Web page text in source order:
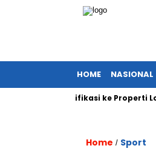
HOME NASIONAL
Diversifikasi ke Properti Logistik
Home / Sport